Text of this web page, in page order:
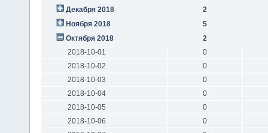
Декабря 2018
2
Ноября 2018
5
Октября 2018
2
2018-10-01
0
2018-10-02
0
2018-10-03
0
2018-10-04
0
2018-10-05
0
2018-10-06
0